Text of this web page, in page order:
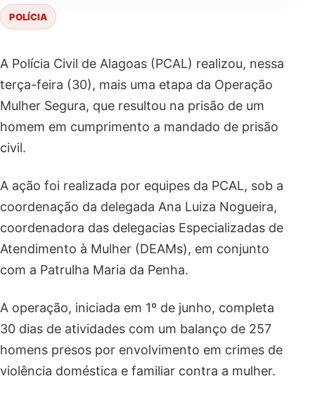
POLÍCIA
A Polícia Civil de Alagoas (PCAL) realizou, nessa
terça-feira (30), mais uma etapa da Operação
Mulher Segura, que resultou na prisão de um
homem em cumprimento a mandado de prisão
civil.
A ação foi realizada por equipes da PCAL, sob a
coordenação da delegada Ana Luiza Nogueira,
coordenadora das delegacias Especializadas de
Atendimento à Mulher (DEAMs), em conjunto
com a Patrulha Maria da Penha.
A operação, iniciada em 1º de junho, completa
30 dias de atividades com um balanço de 257
homens presos por envolvimento em crimes de
violência doméstica e familiar contra a mulher.